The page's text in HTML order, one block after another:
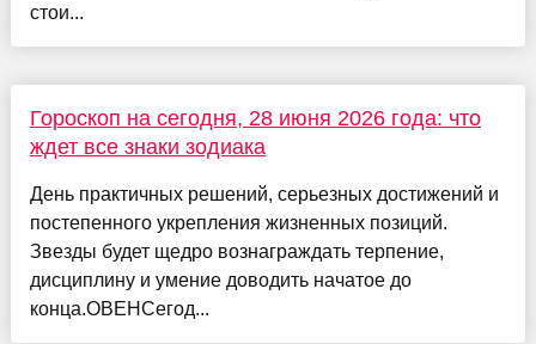
стои...
Гороскоп на сегодня, 28 июня 2026 года: что
ждет все знаки зодиака
День практичных решений, серьезных достижений и
постепенного укрепления жизненных позиций.
Звезды будет щедро вознаграждать терпение,
дисциплину и умение доводить начатое до
конца.ОВЕНСегод...